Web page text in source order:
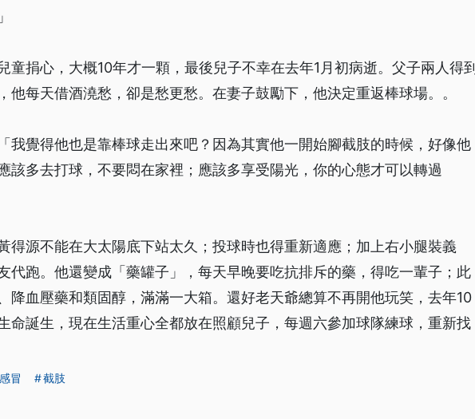
童捐心，大概10年才一顆，最後兒子不幸在去年1月初病逝。父子兩人得到
他每天借酒澆愁，卻是愁更愁。在妻子鼓勵下，他決定重返棒球場。。
我覺得他也是靠棒球走出來吧？因為其實他一開始腳截肢的時候，好像他
該多去打球，不要悶在家裡；應該多享受陽光，你的心態才可以轉過
得源不能在大太陽底下站太久；投球時也得重新適應；加上右小腿裝義
代跑。他還變成「藥罐子」，每天早晚要吃抗排斥的藥，得吃一輩子；此
降血壓藥和類固醇，滿滿一大箱。還好老天爺總算不再開他玩笑，去年10
命誕生，現在生活重心全都放在照顧兒子，每週六參加球隊練球，重新找
感冒 截肢